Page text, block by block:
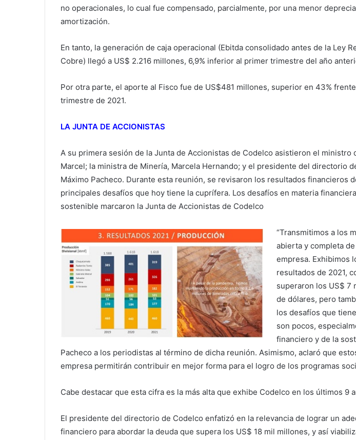
no operacionales, lo cual fue compensado, parcialmente, por una menor
amortización.
En tanto, la generación de caja operacional (Ebitda consolidado antes de la Ley
Cobre) llegó a US$ 2.216 millones, 6,9% inferior al primer trimestre del año
Por otra parte, el aporte al Fisco fue de US$481 millones, superior en 43%
trimestre de 2021.
LA JUNTA DE ACCIONISTAS
A su primera sesión de la Junta de Accionistas de Codelco asistieron el ministro
Marcel; la ministra de Minería, Marcela Hernando; y el presidente del directorio
Máximo Pacheco. Durante esta reunión, se revisaron los resultados financieros
principales desafíos que hoy tiene la cuprífera. Los desafíos en materia
sostenible marcaron la Junta de Accionistas de Codelco
“Transmitimos a los
abierta y completa
empresa. Exhibimos
resultados de 2021,
superaron los US$ 7
de dólares, pero
los desafíos que
son pocos,
financiero y de la
Pacheco a los periodistas al término de dicha reunión. Asimismo, aclaró que
empresa permitirán contribuir en mejor forma para el logro de los programas
Cabe destacar que esta cifra es la más alta que exhibe Codelco en los últimos 9
El presidente del directorio de Codelco enfatizó en la relevancia de lograr un
financiero para abordar la deuda que supera los US$ 18 mil millones, y así